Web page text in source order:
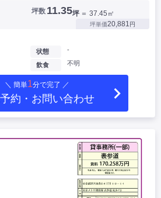
坪数 11.35坪 ＝ 37.45㎡
坪単価20,881円
状態 -
飲食 不明
＼ 簡単1分で完了 ／
約・お問い合わせ